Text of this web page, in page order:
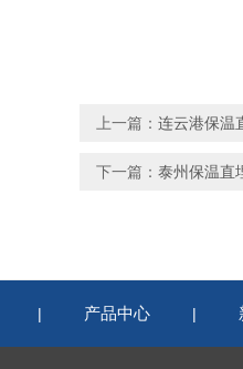
上一篇： 连云港保温
下一篇： 泰州保温直
| 产品中心 |